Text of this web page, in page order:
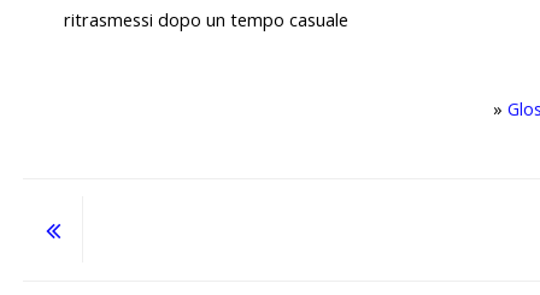
ritrasmessi dopo un tempo casuale
»